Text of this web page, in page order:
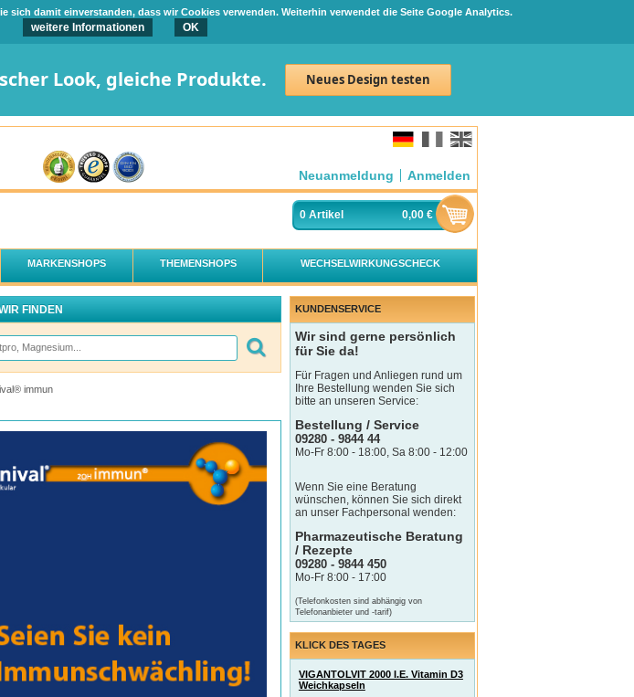
damit einverstanden, dass wir Cookies verwenden. Weiterhin verwendet die Seite Google Analytics.
weitere Informationen OK
Look, gleiche Produkte. Neues Design testen
Neuanmeldung Anmelden
0 Artikel 0,00 €
MARKENSHOPS THEMENSHOPS WECHSELWIRKUNGSCHECK
FINDEN
immun
KUNDENSERVICE
Wir sind gerne persönlich
für Sie da!
Für Fragen und Anliegen rund um
Ihre Bestellung wenden Sie sich
bitte an unseren Service:
Bestellung / Service
09280 - 9844 44
Mo-Fr 8:00 - 18:00, Sa 8:00 - 12:00
Wenn Sie eine Beratung
wünschen, können Sie sich direkt
an unser Fachpersonal wenden:
Pharmazeutische Beratung
/ Rezepte
09280 - 9844 450
Mo-Fr 8:00 - 17:00
(Telefonkosten sind abhängig von
Telefonanbieter und -tarif)
KLICK DES TAGES
VIGANTOLVIT 2000 I.E. Vitamin D3
Weichkapseln